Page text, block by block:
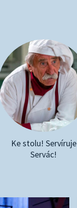
Ke stolu! Servíruje
Servác!